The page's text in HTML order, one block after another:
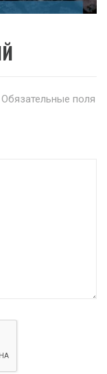
Обязательные поля